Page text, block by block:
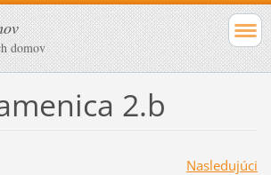
domov
2.b
Nasledujúci